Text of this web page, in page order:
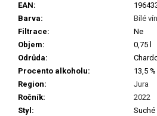
EAN:
Barva:
Bílé
Filtrace:
Ne
Objem:
0,75 l
Odrůda:
Procento alkoholu:
13,5 %
Region:
Jura
Ročník:
2022
Styl :
Suché
BIRDSCAPE
2022
PINK
749
Kč